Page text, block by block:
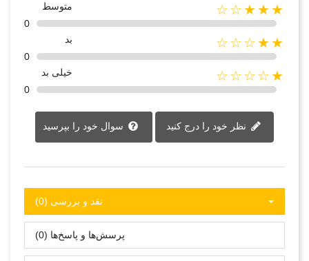
★★★☆☆
متوسط
0
★★☆☆☆
بد
0
★☆☆☆☆
خیلی بد
0
سوال خود را بپرسید
نقد و بررسی‌‌ (0)
پرسش‌ها و پاسخ‌ها (0)